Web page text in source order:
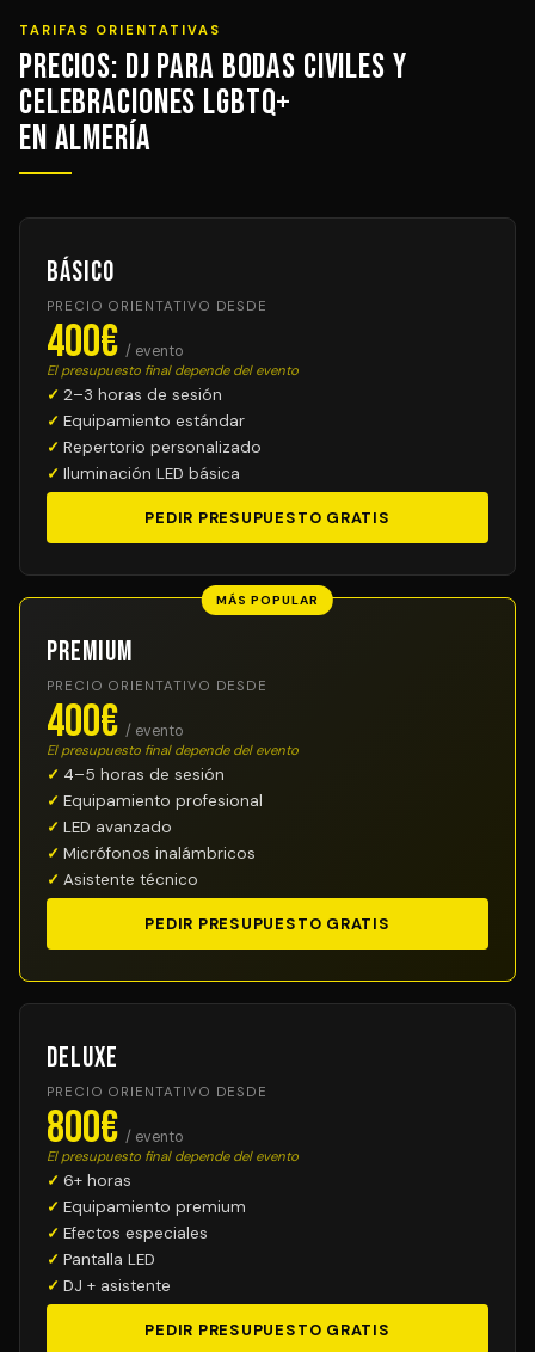
TARIFAS ORIENTATIVAS
Precios: DJ para Bodas Civiles y
Celebraciones LGBTQ+
en Almería
Básico
PRECIO ORIENTATIVO DESDE
400€ / evento
El presupuesto final depende del evento
2–3 horas de sesión
Equipamiento estándar
Repertorio personalizado
Iluminación LED básica
PEDIR PRESUPUESTO GRATIS
MÁS POPULAR
Premium
PRECIO ORIENTATIVO DESDE
400€ / evento
El presupuesto final depende del evento
4–5 horas de sesión
Equipamiento profesional
LED avanzado
Micrófonos inalámbricos
Asistente técnico
PEDIR PRESUPUESTO GRATIS
Deluxe
PRECIO ORIENTATIVO DESDE
800€ / evento
El presupuesto final depende del evento
6+ horas
Equipamiento premium
Efectos especiales
Pantalla LED
DJ + asistente
PEDIR PRESUPUESTO GRATIS